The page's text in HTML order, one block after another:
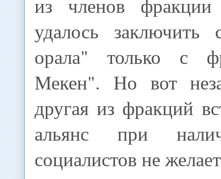
из членов
удалось
орала" только с
Мекен". Но вот
другая из фракций
альянс при
социалистов не